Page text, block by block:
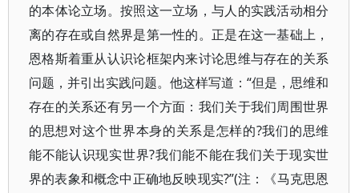
的本体论立场。按照这一立场，与人的实践活动相分
离的存在或自然界是第一性的。正是在这一基础上，
恩格斯着重从认识论框架内来讨论思维与存在的关系
问题，并引出实践问题。他这样写道：“但是，思维和
存在的关系还有另一个方面：我们关于我们周围世界
的思想对这个世界本身的关系是怎样的?我们的思维
能不能认识现实世界?我们能不能在我们关于现实世
界的表象和概念中正确地反映现实?”(注：《马克思恩